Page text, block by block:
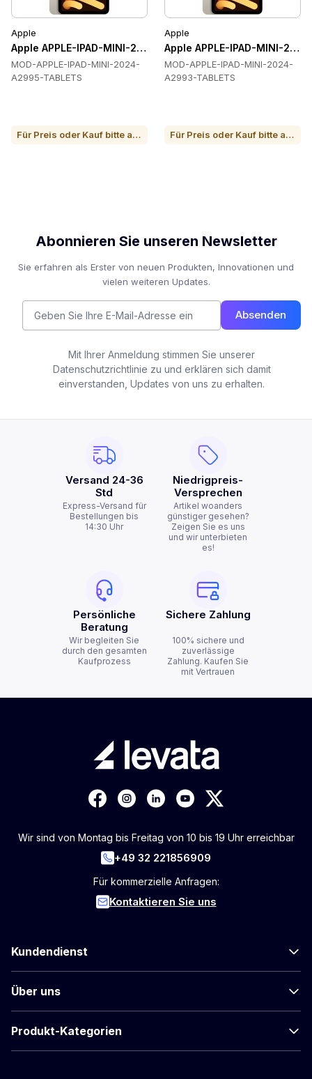
Apple
Apple APPLE-IPAD-MINI-2024-A2995-TABLETS Tablets
MOD-APPLE-IPAD-MINI-2024-
A2995-TABLETS
Für Preis oder Kauf bitte anrufen
Apple
Apple APPLE-IPAD-MINI-
MOD-APPLE-IPAD-MINI-2024-
A2993-TABLETS
Für Preis oder Kauf bitte anrufen
Abonnieren Sie unseren Newsletter
Sie erfahren als Erster von neuen Produkten, Innovationen und
vielen weiteren Updates.
Absenden
Mit Ihrer Anmeldung stimmen Sie unserer
Datenschutzrichtlinie zu und erklären sich damit
einverstanden, Updates von uns zu erhalten.
Versand 24-36
Std
Express-Versand für
Bestellungen bis
14:30 Uhr
Niedrigpreis-
Versprechen
Artikel woanders
günstiger gesehen?
Zeigen Sie es uns
und wir unterbieten
es!
Persönliche
Beratung
Wir begleiten Sie
durch den gesamten
Kaufprozess
Sichere Zahlung
100% sichere und
zuverlässige
Zahlung. Kaufen Sie
mit Vertrauen
Wir sind von Montag bis Freitag von 10 bis 19 Uhr erreichbar
+49 32 221856909
Für kommerzielle Anfragen:
Kontaktieren Sie uns
Kundendienst
Über uns
Produkt-Kategorien